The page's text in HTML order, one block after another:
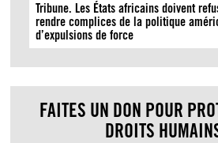
Tribune. Les États africains doivent
rendre complices de la politique
d’expulsions de force
FAITES UN DON POUR
DROITS